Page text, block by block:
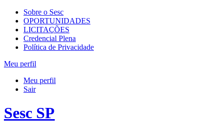
Sobre o Sesc
OPORTUNIDADES
LICITAÇÕES
Credencial Plena
Política de Privacidade
Meu perfil
Meu perfil
Sair
Sesc SP